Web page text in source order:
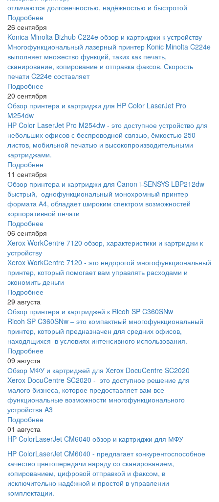
отличаются долговечностью, надёжностью и быстротой
Подробнее
26 сентября
Konica Minolta Bizhub C224e обзор и картриджи к устройству
Многофункциональный лазерный принтер Konic Minolta C224e
выполняет множество функций, таких как печать,
сканирование, копирование и отправка факсов. Скорость
печати C224e составляет
Подробнее
20 сентября
Обзор принтера и картриджи для HP Color LaserJet Pro
M254dw
HP Color LaserJet Pro M254dw - это доступное устройство для
небольших офисов с беспроводной связью, ёмкостью 250
листов, мобильной печатью и высокопроизводительными
картриджами.
Подробнее
11 сентября
Обзор принтера и картриджи для Canon i-SENSYS LBP212dw
быстрый, однофункциональный монохромный принтер
формата А4, обладает широким спектром возможностей
корпоративной печати
Подробнее
06 сентября
Xerox WorkCentre 7120 обзор, характеристики и картриджи к
устройству
Xerox WorkCentre 7120 - это недорогой многофункциональный
принтер, который помогает вам управлять расходами и
экономить деньги
Подробнее
29 августа
Обзор принтера и картриджей к Ricoh SP C360SNw
Ricoh SP C360SNw – это компактный многофункциональный
принтер, который предназначен для средних офисов,
находящихся в условиях интенсивного использования.
Подробнее
09 августа
Обзор МФУ и картриджей для Xerox DocuCentre SC2020
Xerox DocuCentre SC2020 - это доступное решение для
малого бизнеса, которое предоставляет вам все
функциональные возможности многофункционального
устройства A3
Подробнее
01 августа
HP ColorLaserJet CM6040 обзор и картриджи для МФУ
HP ColorLaserJet CM6040 - предлагает конкурентоспособное
качество цветопередачи наряду со сканированием,
копированием, цифровой отправкой и факсом, в
исключительно надёжной и простой в управлении
комплектации.